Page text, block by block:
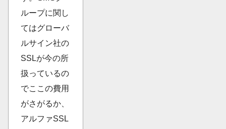
ループに関し
てはグローバ
ルサイン社の
SSLが今の所
扱っているの
でここの費用
がさがるか、
アルファSSL